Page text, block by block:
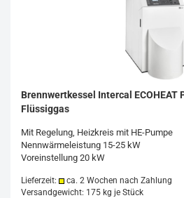
Brennwertkessel Intercal ECOHEAT
Flüssiggas
Mit Regelung, Heizkreis mit HE-Pumpe
Nennwärmeleistung 15-25 kW
Voreinstellung 20 kW
Lieferzeit:
ca. 2 Wochen nach Zahlung
Versandgewicht: 175 kg je Stück